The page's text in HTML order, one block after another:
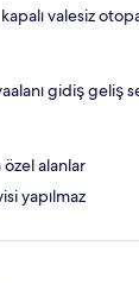
valesiz
gidiş geliş
alanlar
yapılmaz